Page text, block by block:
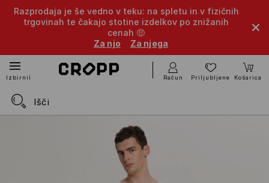
Razprodaja je še vedno v teku: na spletu in v fizičnih
trgovinah te čakajo stotine izdelkov po znižanih
cenah 🤑
Za njo
Za njega
Izbirnik Račun Priljubljene Košarica